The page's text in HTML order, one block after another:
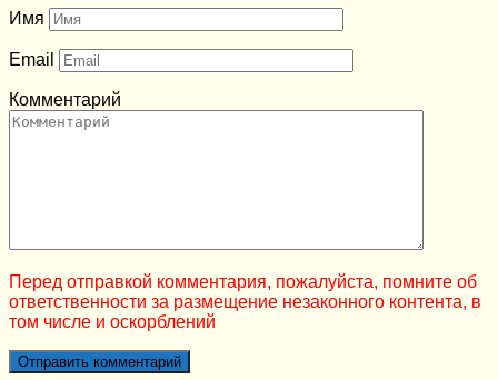
Имя
Email
Комментарий
Перед отправкой комментария, пожалуйста, помните об
ответственности за размещение незаконного контента, в
том числе и оскорблений